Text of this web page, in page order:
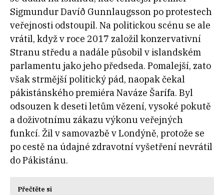
Sigmundur Davíð Gunnlaugsson po protestech
veřejnosti odstoupil. Na politickou scénu se ale
vrátil, když v roce 2017 založil konzervativní
Stranu středu a nadále působil v islandském
parlamentu jako jeho předseda. Pomalejší, zato
však strmější politický pád, naopak čekal
pákistánského premiéra Naváze Šarífa. Byl
odsouzen k deseti letům vězení, vysoké pokutě
a doživotnímu zákazu výkonu veřejných
funkcí. Žil v samovazbě v Londýně, protože se
po cestě na údajné zdravotní vyšetření nevrátil
do Pákistánu.
Přečtěte si